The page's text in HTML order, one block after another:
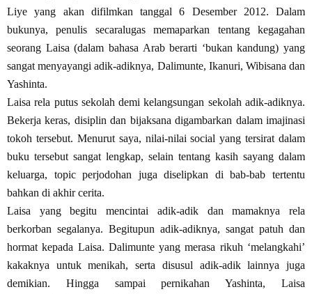
Liye yang akan difilmkan tanggal 6 Desember 2012. Dalam
bukunya, penulis secaralugas memaparkan tentang kegagahan
seorang Laisa (dalam bahasa Arab berarti ‘bukan kandung) yang
sangat menyayangi adik-adiknya, Dalimunte, Ikanuri, Wibisana dan
Yashinta.
Laisa rela putus sekolah demi kelangsungan sekolah adik-adiknya.
Bekerja keras, disiplin dan bijaksana digambarkan dalam imajinasi
tokoh tersebut. Menurut saya, nilai-nilai social yang tersirat dalam
buku tersebut sangat lengkap, selain tentang kasih sayang dalam
keluarga, topic perjodohan juga diselipkan di bab-bab tertentu
bahkan di akhir cerita.
Laisa yang begitu mencintai adik-adik dan mamaknya rela
berkorban segalanya. Begitupun adik-adiknya, sangat patuh dan
hormat kepada Laisa. Dalimunte yang merasa rikuh ‘melangkahi’
kakaknya untuk menikah, serta disusul adik-adik lainnya juga
demikian. Hingga sampai pernikahan Yashinta, Laisa